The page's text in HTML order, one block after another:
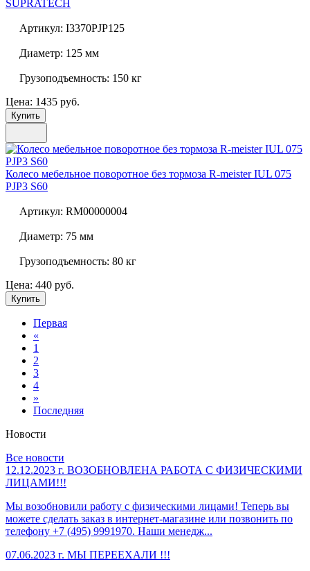
SUPRATECH
Артикул: I3370PJP125
Диаметр: 125 мм
Грузоподъемность: 150 кг
Цена: 1435 руб.
Купить
Колесо мебельное поворотное без тормоза R-meister IUL 075
PJP3 S60
Артикул: RM00000004
Диаметр: 75 мм
Грузоподъемность: 80 кг
Цена: 440 руб.
Купить
Первая
«
1
2
3
4
»
Последняя
Новости
Все новости
12.12.2023 г. ВОЗОБНОВЛЕНА РАБОТА С ФИЗИЧЕСКИМИ
ЛИЦАМИ!!!
Мы возобновили работу с физическими лицами! Теперь вы
можете сделать заказ в интернет-магазине или позвонить по
телефону +7 (495) 9991970. Наши менедж...
07.06.2023 г. МЫ ПЕРЕЕХАЛИ !!!